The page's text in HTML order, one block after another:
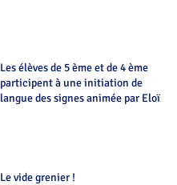
Les élèves de 5 ème et de 4 ème
participent à une initiation de
langue des signes animée par Eloïse
Le vide grenier !